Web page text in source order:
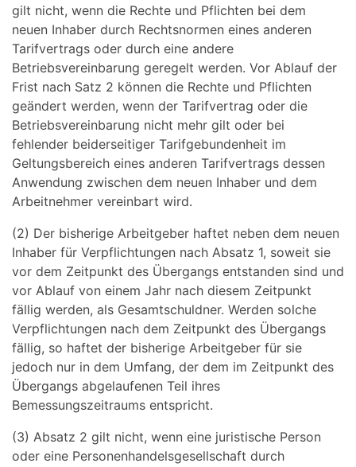
gilt nicht, wenn die Rechte und Pflichten bei dem
neuen Inhaber durch Rechtsnormen eines anderen
Tarifvertrags oder durch eine andere
Betriebsvereinbarung geregelt werden. Vor Ablauf der
Frist nach Satz 2 können die Rechte und Pflichten
geändert werden, wenn der Tarifvertrag oder die
Betriebsvereinbarung nicht mehr gilt oder bei
fehlender beiderseitiger Tarifgebundenheit im
Geltungsbereich eines anderen Tarifvertrags dessen
Anwendung zwischen dem neuen Inhaber und dem
Arbeitnehmer vereinbart wird.
(2) Der bisherige Arbeitgeber haftet neben dem neuen
Inhaber für Verpflichtungen nach Absatz 1, soweit sie
vor dem Zeitpunkt des Übergangs entstanden sind und
vor Ablauf von einem Jahr nach diesem Zeitpunkt
fällig werden, als Gesamtschuldner. Werden solche
Verpflichtungen nach dem Zeitpunkt des Übergangs
fällig, so haftet der bisherige Arbeitgeber für sie
jedoch nur in dem Umfang, der dem im Zeitpunkt des
Übergangs abgelaufenen Teil ihres
Bemessungszeitraums entspricht.
(3) Absatz 2 gilt nicht, wenn eine juristische Person
oder eine Personenhandelsgesellschaft durch